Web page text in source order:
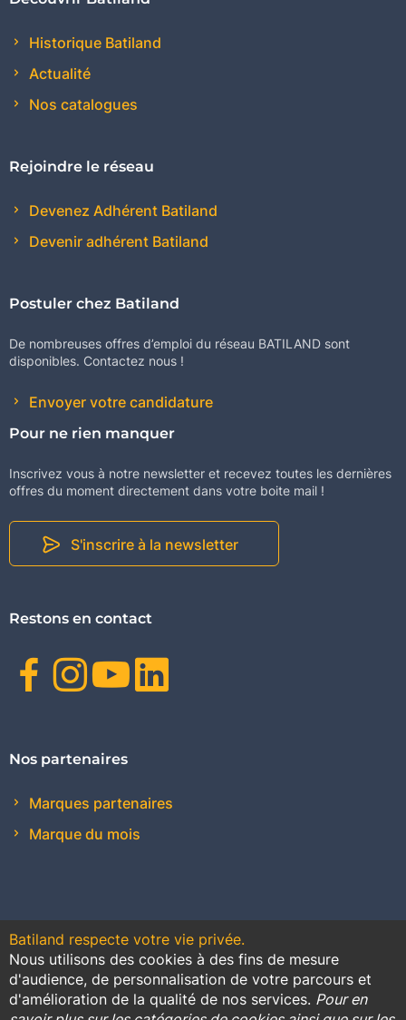
Historique Batiland
Actualité
Nos catalogues
Rejoindre le réseau
Devenez Adhérent Batiland
Devenir adhérent Batiland
Postuler chez Batiland
De nombreuses offres d’emploi du réseau BATILAND sont
disponibles. Contactez nous !
Envoyer votre candidature
Pour ne rien manquer
Inscrivez vous à notre newsletter et recevez toutes les dernières
offres du moment directement dans votre boite mail !
S'inscrire à la newsletter
Restons en contact
Facebook
Instagram
Youtube
Nos partenaires
Marques partenaires
Marque du mois
Contact Conditions générales de vente
Promotions
Batiland respecte votre vie privée.
Nous utilisons des cookies à des fins de mesure
d'audience, de personnalisation de votre parcours et
d'amélioration de la qualité de nos services. Pour en